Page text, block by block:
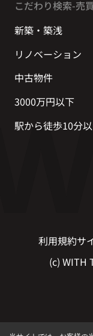
こだわり検索-売
新築・築浅
リノベーション
中古物件
3000万円以下
駅から徒歩10分
利用規約サ
(c) WITH